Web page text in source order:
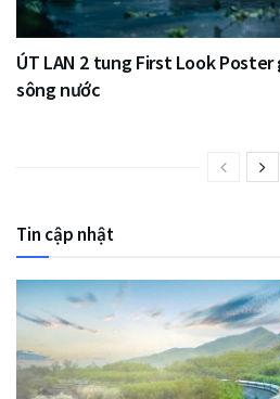
ÚT LAN 2 tung First Look
sông nước
Tin cập nhật